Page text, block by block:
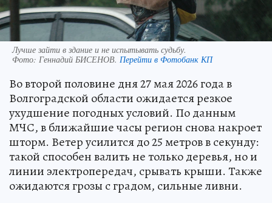
Лучше зайти в здание и не испытывать судьбу.
Фото: Геннадий БИСЕНОВ. Перейти в Фотобанк КП
Во второй половине дня 27 мая 2026 года в
Волгоградской области ожидается резкое
ухудшение погодных условий. По данным
МЧС, в ближайшие часы регион снова накроет
шторм. Ветер усилится до 25 метров в секунду:
такой способен валить не только деревья, но и
линии электропередач, срывать крыши. Также
ожидаются грозы с градом, сильные ливни.